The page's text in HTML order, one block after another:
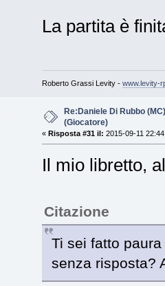
La partita è
Roberto Grassi Levity - www.levity-
Re:Daniele Di Rubbo
(Giocatore)
« Risposta #31 il: 2015-09-11
Il mio libretto,
Citazione
Ti sei fatto
senza risposta?